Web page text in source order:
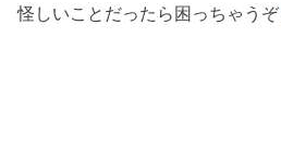
怪しいことだったら困っちゃうぞ